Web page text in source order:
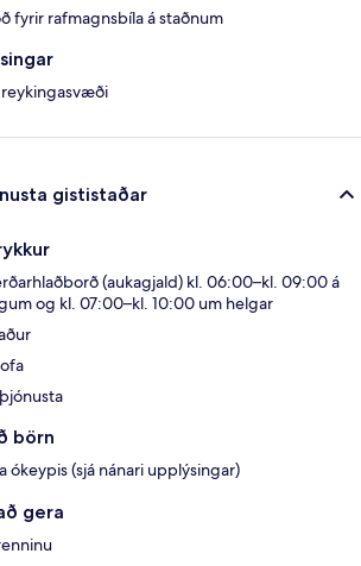
fyrir rafmagnsbíla á staðnum
gististaðar
(aukagjald) kl. 06:00–kl. 09:00 á
og kl. 07:00–kl. 10:00 um helgar
börn
ókeypis (sjá nánari upplýsingar)
gera